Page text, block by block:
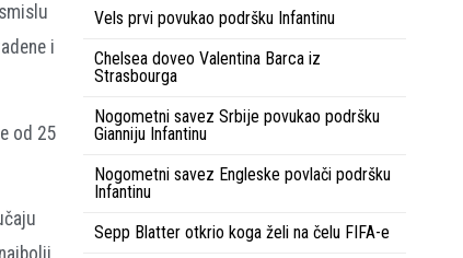
i
od 25
Vels prvi povukao podršku Infantinu
Chelsea doveo Valentina Barca iz
Strasbourga
Nogometni savez Srbije povukao podršku
Gianniju Infantinu
Nogometni savez Engleske povlači podršku
Infantinu
Sepp Blatter otkrio koga želi na čelu FIFA-e